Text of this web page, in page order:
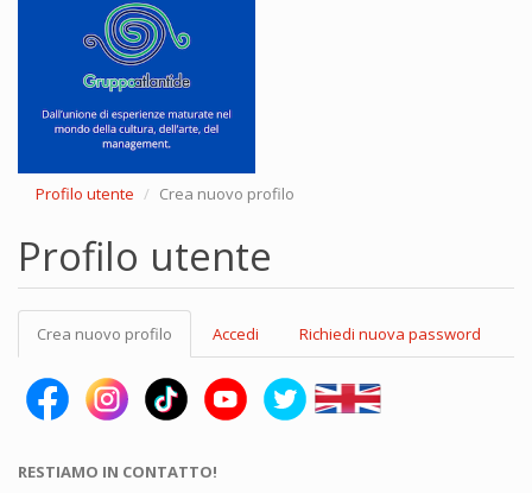
Profilo utente Crea nuovo profilo
Profilo utente
Schede
primarie
Crea nuovo profilo (scheda
attiva)
Accedi Richiedi nuova password
RESTIAMO IN CONTATTO!